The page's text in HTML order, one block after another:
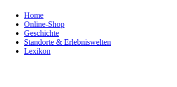
Home
Online-Shop
Geschichte
Standorte & Erlebniswelten
Lexikon